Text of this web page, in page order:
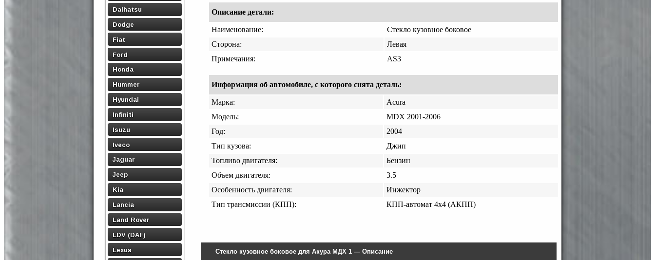
Daihatsu
Dodge
Fiat
Ford
Honda
Hummer
Hyundai
Infiniti
Isuzu
Iveco
Jaguar
Jeep
Kia
Lancia
Land Rover
LDV (DAF)
Lexus
Описание детали:
Наименование:
Стекло кузовное боковое
Сторона:
Левая
Примечания:
AS3
Информация об автомобиле, с которого снята деталь:
Марка:
Acura
Модель:
MDX 2001-2006
Год:
2004
Тип кузова:
Джип
Топливо двигателя:
Бензин
Объем двигателя:
3.5
Особенность двигателя:
Инжектор
Тип трансмиссии (КПП):
КПП-автомат 4x4 (АКПП)
Стекло кузовное боковое для Акура МДХ 1 — Описание